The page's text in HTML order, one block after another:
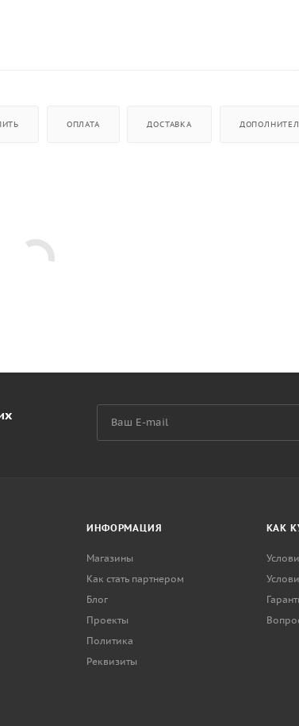
ОПЛАТА ДОСТАВКА
ИНФОРМАЦИЯ
Магазины
Как стать партнером
Блог
Проекты
Политика
Реквизиты
КАК